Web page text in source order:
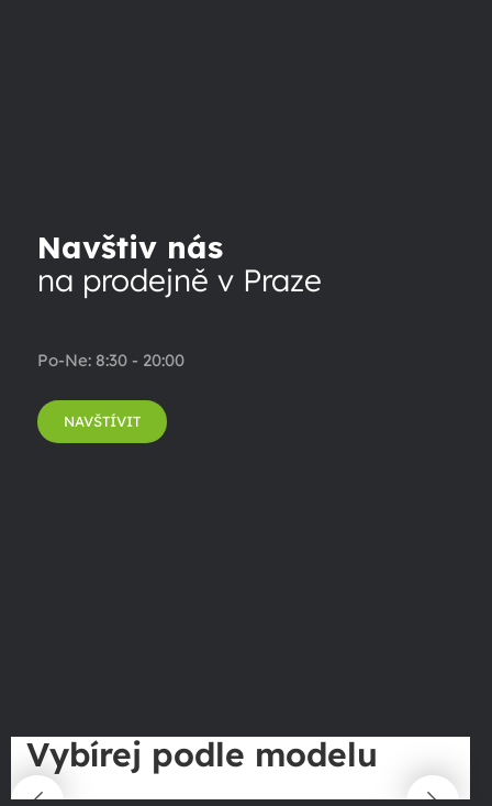
Navštiv nás
na prodejně v Praze
Po-Ne: 8:30 - 20:00
NAVŠTÍVIT
Vybírej podle modelu